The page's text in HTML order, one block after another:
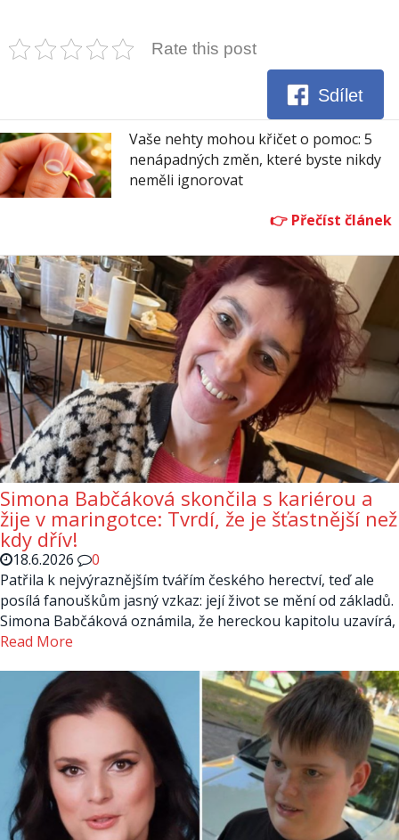
Rate this post
Sdílet
Vaše nehty mohou křičet o pomoc: 5
nenápadných změn, které byste nikdy
neměli ignorovat
Simona Babčáková skončila s kariérou a
žije v maringotce: Tvrdí, že je šťastnější než
kdy dřív!
18.6.2026
0
Patřila k nejvýraznějším tvářím českého herectví, teď ale
posílá fanouškům jasný vzkaz: její život se mění od základů.
Simona Babčáková oznámila, že hereckou kapitolu uzavírá,
Read More